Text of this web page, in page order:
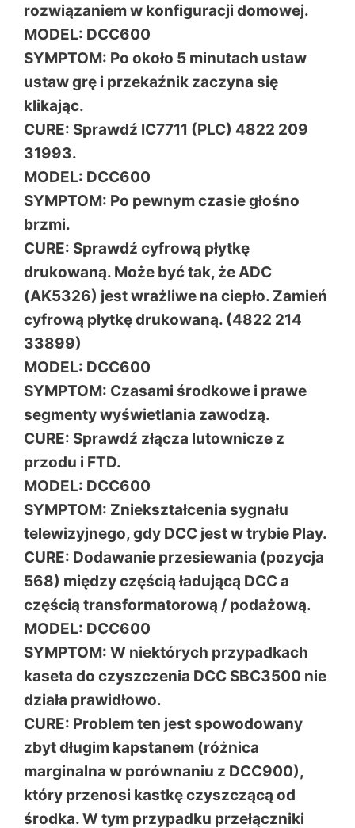
rozwiązaniem w konfiguracji domowej.
MODEL: DCC600
SYMPTOM: Po około 5 minutach ustaw
ustaw grę i przekaźnik zaczyna się
klikając.
CURE: Sprawdź IC7711 (PLC) 4822 209
31993.
MODEL: DCC600
SYMPTOM: Po pewnym czasie głośno
brzmi.
CURE: Sprawdź cyfrową płytkę
drukowaną. Może być tak, że ADC
(AK5326) jest wrażliwe na ciepło. Zamień
cyfrową płytkę drukowaną. (4822 214
33899)
MODEL: DCC600
SYMPTOM: Czasami środkowe i prawe
segmenty wyświetlania zawodzą.
CURE: Sprawdź złącza lutownicze z
przodu i FTD.
MODEL: DCC600
SYMPTOM: Zniekształcenia sygnału
telewizyjnego, gdy DCC jest w trybie Play.
CURE: Dodawanie przesiewania (pozycja
568) między częścią ładującą DCC a
częścią transformatorową / podażową.
MODEL: DCC600
SYMPTOM: W niektórych przypadkach
kaseta do czyszczenia DCC SBC3500 nie
działa prawidłowo.
CURE: Problem ten jest spowodowany
zbyt długim kapstanem (różnica
marginalna w porównaniu z DCC900),
który przenosi kastkę czyszczącą od
środka. W tym przypadku przełączniki